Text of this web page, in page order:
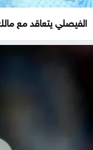
الفيصلي يتعاقد مع